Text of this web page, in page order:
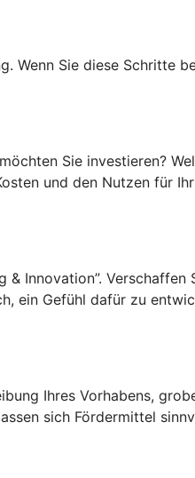
Wenn Sie diese Schritte
Sie investieren?
und den Nutzen für
Innovation”.
ein Gefühl dafür zu
Ihres Vorhabens,
sich Fördermittel